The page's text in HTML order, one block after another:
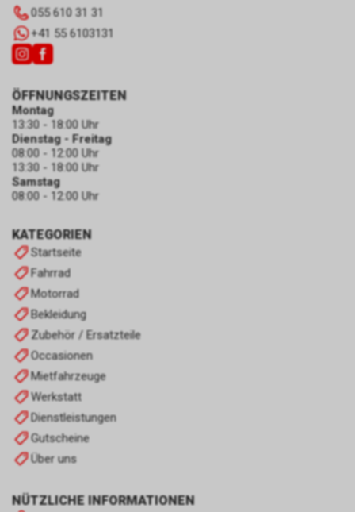
055 610 31 31
+41 55 6103131
KATEGORIEN
Startseite
Fahrrad
Motorrad
Bekleidung
Zubehör / Ersatzteile
Occasionen
Mietfahrzeuge
Werkstatt
Dienstleistungen
Gutscheine
Über uns
NÜTZLICHE INFORMATIONEN
ÖFFNUNGSZEITEN
Montag
13:30 - 18:00 Uhr
Dienstag - Freitag
08:00 - 12:00 Uhr
13:30 - 18:00 Uhr
Samstag
08:00 - 12:00 Uhr